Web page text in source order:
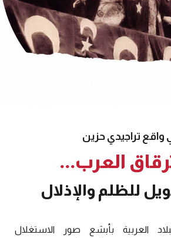
واقع تراجيدي حزين
العرب...
للظلم والإذلال
العربية بأبشع صور الاستغلال